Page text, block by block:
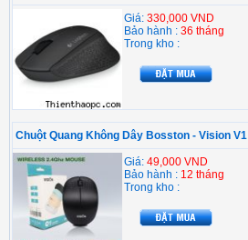
Giá: 330,000 VND
Bảo hành : 36 tháng
Trong kho :
Chuột Quang Không Dây Bosston - Vision V1
Giá: 49,000 VND
Bảo hành : 12 tháng
Trong kho :